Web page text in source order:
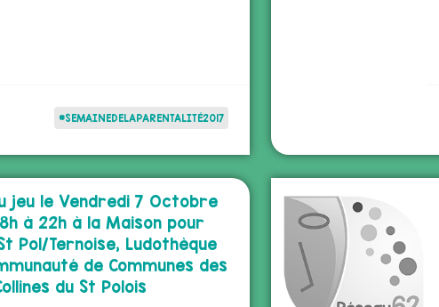
#SEMAINEDELAPARENTALITÉ2017
jeu le Vendredi 7 Octobre
à 22h à la Maison pour
Pol/Ternoise, Ludothèque
de Communes des
du St Polois